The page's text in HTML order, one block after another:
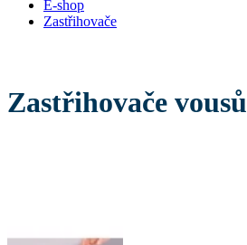
E-shop
Zastřihovače
Zastřihovače vousů